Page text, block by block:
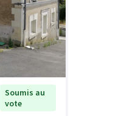
Soumis au
vote